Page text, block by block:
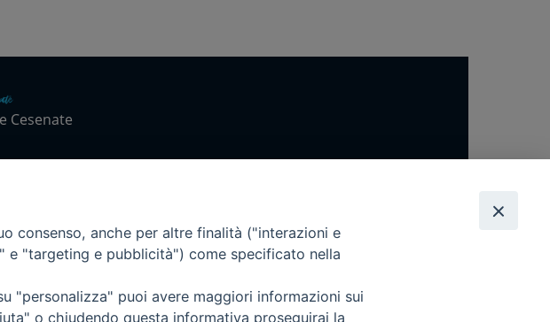
Cesenate
consenso, anche per altre finalità ("interazioni e
e "targeting e pubblicità") come specificato nella
"personalizza" puoi avere maggiori informazioni sui
o chiudendo questa informativa proseguirai la